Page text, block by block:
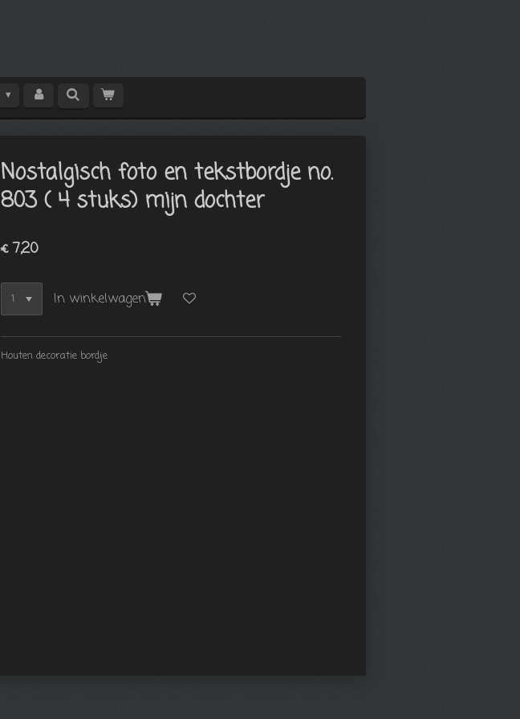
Nostalgisch foto en tekstbordje no.
803 ( 4 stuks) mijn dochter
€ 7,20
In winkelwagen
Houten decoratie bordje